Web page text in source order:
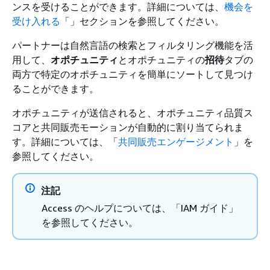
ンスを受けることができます。詳細については、 機会を
受け入れる 「」セクションを参照してください。
パートナーは自然言語の検索とフィルタリング機能を活
用して、 オポチュニティ とオポチュニティの招待タブの
両方で特定のオポチュニティを簡単にソートして見つけ
ることができます。
オポチュニティが送信されると、オポチュニティ品質ス
コアと共同販売モーションが自動的に割り当てられま
す。詳細については、「共同販売エンゲージメント 」を
参照してください。
注記
Access のヘルプについては、「IAM ガイド」
を参照してください。